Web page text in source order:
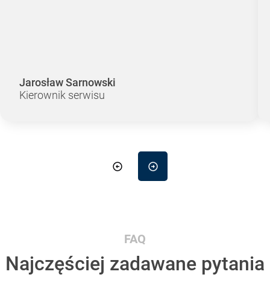
Jarosław Sarnowski
Kierownik serwisu
FAQ
Najczęściej zadawane pytania